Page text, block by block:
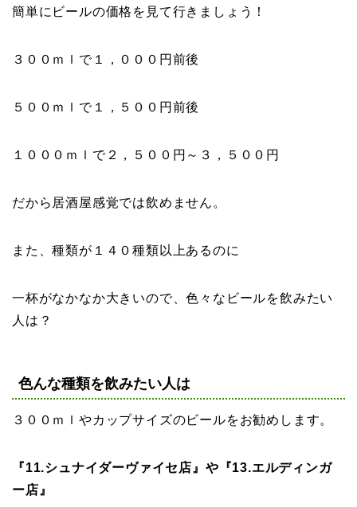
簡単にビールの価格を見て行きましょう！
３００ｍｌで１，０００円前後
５００ｍｌで１，５００円前後
１０００ｍｌで２，５００円～３，５００円
だから居酒屋感覚では飲めません。
また、種類が１４０種類以上あるのに
一杯がなかなか大きいので、色々なビールを飲みたい
人は？
色んな種類を飲みたい人は
３００ｍｌやカップサイズのビールをお勧めします。
『11.シュナイダーヴァイセ店』や『13.エルディンガ
ー店』